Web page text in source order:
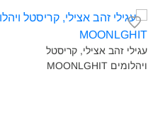
עגילי זהב אצילי, קריסטל
ויהלומים MOONLGHIT‎